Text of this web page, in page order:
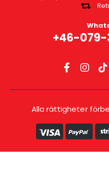
+46-
Alla rättigheter